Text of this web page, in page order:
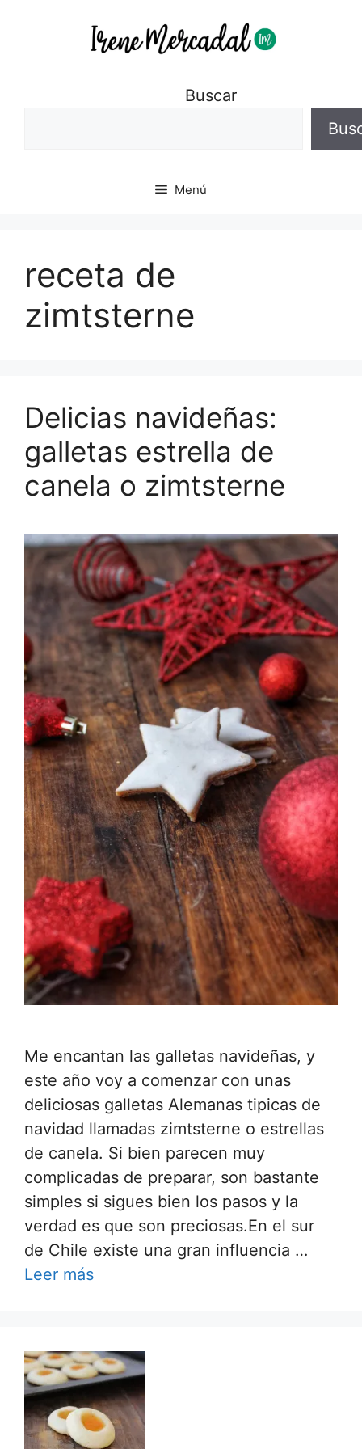
Buscar
Menú
receta de
zimtsterne
Delicias navideñas:
galletas estrella de
canela o zimtsterne
Me encantan las galletas navideñas, y
este año voy a comenzar con unas
deliciosas galletas Alemanas tipicas de
navidad llamadas zimtsterne o estrellas
de canela. Si bien parecen muy
complicadas de preparar, son bastante
simples si sigues bien los pasos y la
verdad es que son preciosas.En el sur
de Chile existe una gran influencia …
Leer más